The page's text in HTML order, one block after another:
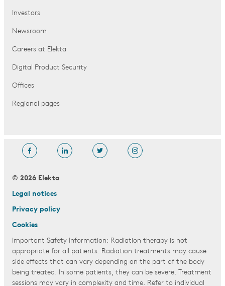
Investors
Newsroom
Careers at Elekta
Digital Product Security
Offices
Regional pages
© 2026 Elekta
Legal notices
Privacy policy
Cookies
Important Safety Information: Radiation therapy is not
appropriate for all patients. Radiation treatments may cause
side effects that can vary depending on the part of the body
being treated. In some patients, they can be severe. Treatment
sessions may vary in complexity and time. Refer to individual